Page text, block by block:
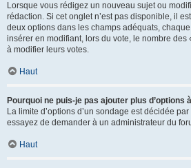
Lorsque vous rédigez un nouveau sujet ou
rédaction. Si cet onglet n’est pas disponible, il
deux options dans les champs adéquats,
insérer en modifiant, lors du vote, le nombre
à modifier leurs votes.
Haut
Pourquoi ne puis-je pas ajouter plus d’options
La limite d’options d’un sondage est décidée
essayez de demander à un administrateur du
Haut